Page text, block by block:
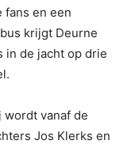
fans en een
krijgt Deurne
in de jacht op drie
vanaf de
Jos Klerks en